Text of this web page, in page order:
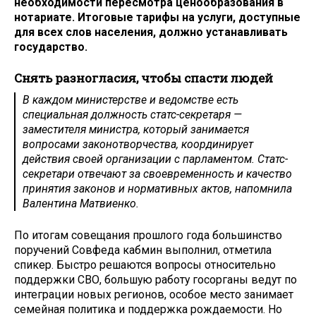
нотариате. Итоговые тарифы на услуги, доступные
для всех слов населения, должно устанавливать
государство.
Снять разногласия, чтобы спасти людей
В каждом министерстве и ведомстве есть
специальная должность статс-секретаря —
заместителя министра, который занимается
вопросами законотворчества, координирует
действия своей организации с парламентом. Статс-
секретари отвечают за своевременность и качество
принятия законов и нормативных актов, напомнила
Валентина Матвиенко.
По итогам совещания прошлого года большинство
поручений Совфеда кабмин выполнил, отметила
спикер. Быстро решаются вопросы относительно
поддержки СВО, большую работу госорганы ведут по
интеграции новых регионов, особое место занимает
семейная политика и поддержка рождаемости. Но